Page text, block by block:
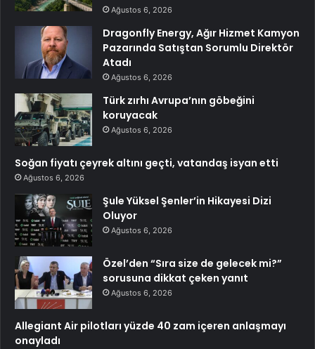
Ağustos 6, 2026
Dragonfly Energy, Ağır Hizmet Kamyon
Pazarında Satıştan Sorumlu Direktör
Atadı
Ağustos 6, 2026
Türk zırhı Avrupa’nın göbeğini
koruyacak
Ağustos 6, 2026
Soğan fiyatı çeyrek altını geçti, vatandaş isyan etti
Ağustos 6, 2026
Şule Yüksel Şenler’in Hikayesi Dizi
Oluyor
Ağustos 6, 2026
Özel’den “Sıra size de gelecek mi?”
sorusuna dikkat çeken yanıt
Ağustos 6, 2026
Allegiant Air pilotları yüzde 40 zam içeren anlaşmayı
onayladı